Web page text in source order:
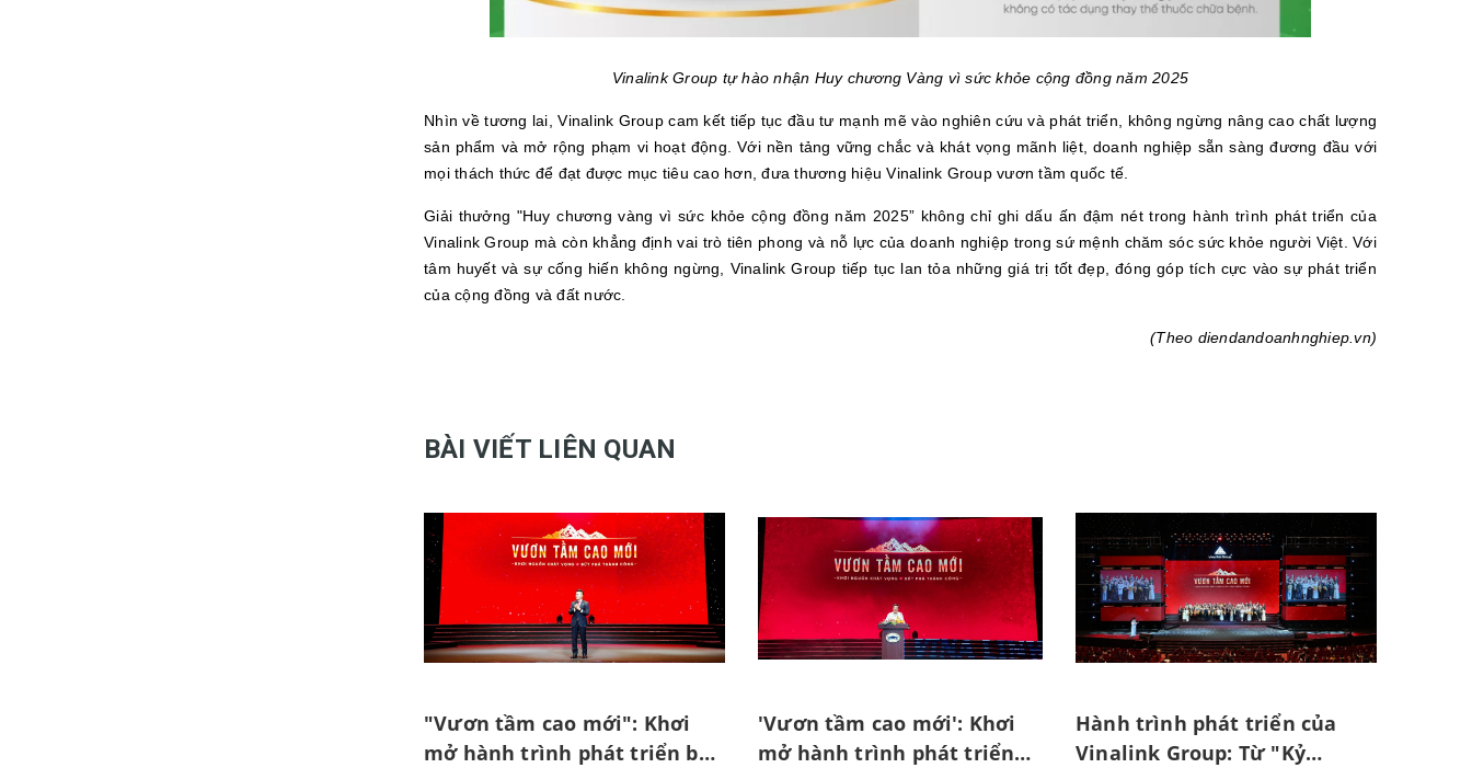
Vinalink Group tự hào nhận Huy chương Vàng vì sức khỏe cộng đồng năm 2025
Nhìn về tương lai, Vinalink Group cam kết tiếp tục đầu tư mạnh mẽ vào nghiên cứu và phát triển, không ngừng nâng cao chất lượng
sản phẩm và mở rộng phạm vi hoạt động. Với nền tảng vững chắc và khát vọng mãnh liệt, doanh nghiệp sẵn sàng đương đầu với
mọi thách thức để đạt được mục tiêu cao hơn, đưa thương hiệu Vinalink Group vươn tầm quốc tế.
Giải thưởng "Huy chương vàng vì sức khỏe cộng đồng năm 2025” không chỉ ghi dấu ấn đậm nét trong hành trình phát triển của
Vinalink Group mà còn khẳng định vai trò tiên phong và nỗ lực của doanh nghiệp trong sứ mệnh chăm sóc sức khỏe người Việt. Với
tâm huyết và sự cống hiến không ngừng, Vinalink Group tiếp tục lan tỏa những giá trị tốt đẹp, đóng góp tích cực vào sự phát triển
của cộng đồng và đất nước.
(Theo diendandoanhnghiep.vn)
BÀI VIẾT LIÊN QUAN
"Vươn tầm cao mới": Khơi
mở hành trình phát triển bền
'Vươn tầm cao mới': Khơi
mở hành trình phát triển
Hành trình phát triển của
Vinalink Group: Từ "Kỷ